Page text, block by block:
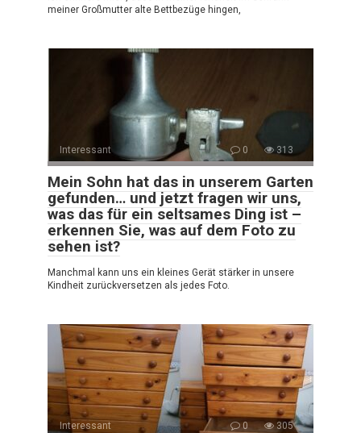
meiner Großmutter alte Bettbezüge hingen,
Interessant 0 313
Mein Sohn hat das in unserem Garten
gefunden… und jetzt fragen wir uns,
was das für ein seltsames Ding ist –
erkennen Sie, was auf dem Foto zu
sehen ist?
Manchmal kann uns ein kleines Gerät stärker in unsere
Kindheit zurückversetzen als jedes Foto.
Interessant 0 305